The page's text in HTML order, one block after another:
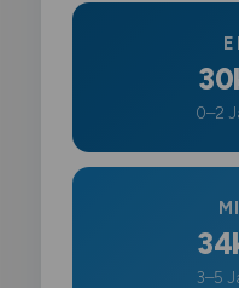
0–2
3–5